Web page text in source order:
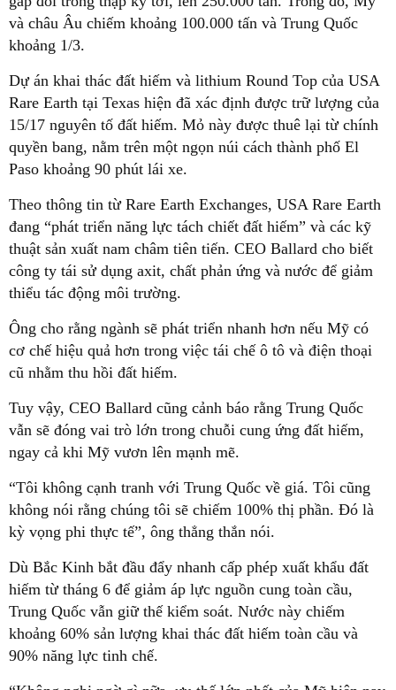
và châu Âu chiếm khoảng 100.000 tấn và Trung Quốc
khoảng 1/3.
Dự án khai thác đất hiếm và lithium Round Top của USA
Rare Earth tại Texas hiện đã xác định được trữ lượng của
15/17 nguyên tố đất hiếm. Mỏ này được thuê lại từ chính
quyền bang, nằm trên một ngọn núi cách thành phố El
Paso khoảng 90 phút lái xe.
Theo thông tin từ Rare Earth Exchanges, USA Rare Earth
đang “phát triển năng lực tách chiết đất hiếm” và các kỹ
thuật sản xuất nam châm tiên tiến. CEO Ballard cho biết
công ty tái sử dụng axit, chất phản ứng và nước để giảm
thiểu tác động môi trường.
Ông cho rằng ngành sẽ phát triển nhanh hơn nếu Mỹ có
cơ chế hiệu quả hơn trong việc tái chế ô tô và điện thoại
cũ nhằm thu hồi đất hiếm.
Tuy vậy, CEO Ballard cũng cảnh báo rằng Trung Quốc
vẫn sẽ đóng vai trò lớn trong chuỗi cung ứng đất hiếm,
ngay cả khi Mỹ vươn lên mạnh mẽ.
“Tôi không cạnh tranh với Trung Quốc về giá. Tôi cũng
không nói rằng chúng tôi sẽ chiếm 100% thị phần. Đó là
kỳ vọng phi thực tế”, ông thẳng thắn nói.
Dù Bắc Kinh bắt đầu đẩy nhanh cấp phép xuất khẩu đất
hiếm từ tháng 6 để giảm áp lực nguồn cung toàn cầu,
Trung Quốc vẫn giữ thế kiểm soát. Nước này chiếm
khoảng 60% sản lượng khai thác đất hiếm toàn cầu và
90% năng lực tinh chế.